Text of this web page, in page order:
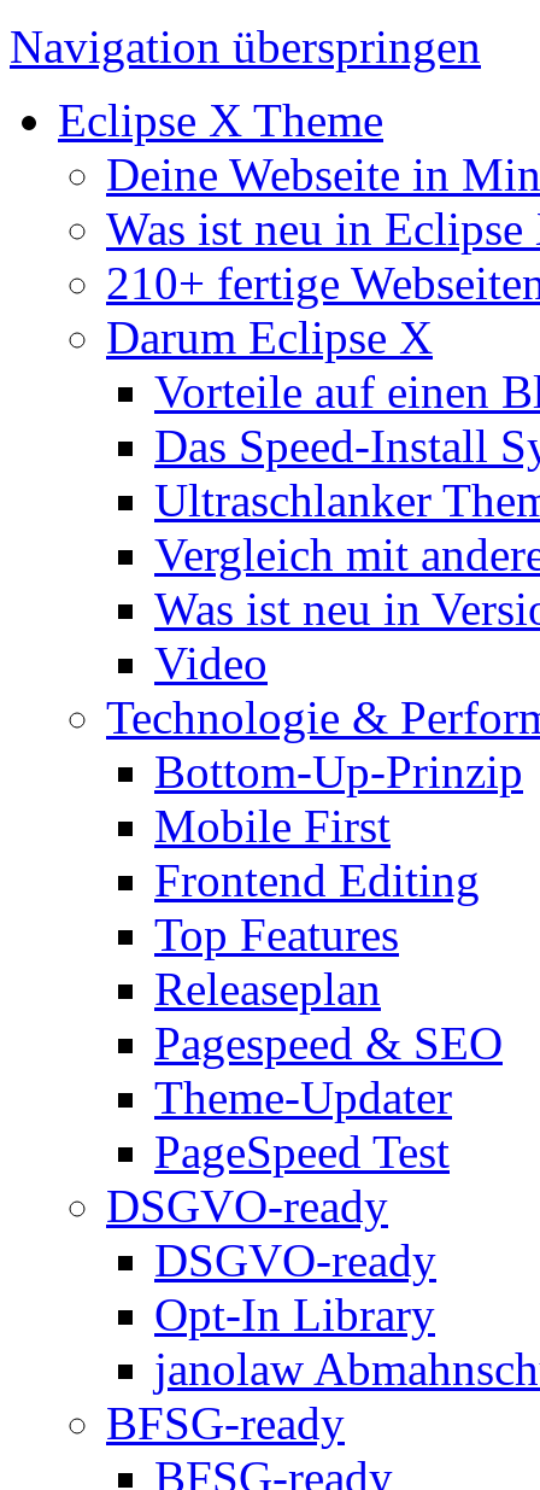
Navigation überspringen
Eclipse X Theme
Deine Webseite in
Was ist neu in Eclipse
210+ fertige
Darum Eclipse X
Vorteile auf einen
Das Speed-Install
Ultraschlanker
Vergleich mit
Was ist neu in
Video
Technologie &
Bottom-Up-Prinzip
Mobile First
Frontend Editing
Top Features
Releaseplan
Pagespeed & SEO
Theme-Updater
PageSpeed Test
DSGVO-ready
DSGVO-ready
Opt-In Library
janolaw
BFSG-ready
BFSG-ready